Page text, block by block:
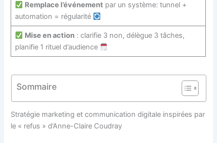
Remplace l’événement par un système: tunnel +
automation = régularité
Mise en action : clarifie 3 non, délègue 3 tâches,
planifie 1 rituel d’audience
Sommaire
Stratégie marketing et communication digitale inspirées par
le « refus » d’Anne-Claire Coudray